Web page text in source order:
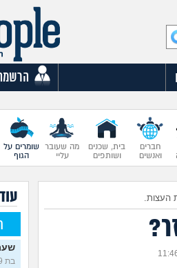
חברים
ואנשים
בית, שכנים
ושותפים
מה שעובר
עליי
שומרים על
הגוף
העצות.
בת 19)